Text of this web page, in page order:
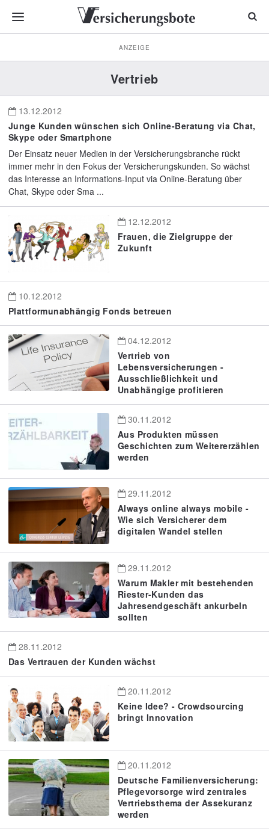
ANZEIGE
Vertrieb
13.12.2012
Junge Kunden wünschen sich Online-Beratung via Chat,
Skype oder Smartphone
Der Einsatz neuer Medien in der Versicherungsbranche rückt
immer mehr in den Fokus der Versicherungskunden. So wächst
das Interesse an Informations-Input via Online-Beratung über
Chat, Skype oder Sma ...
12.12.2012
Frauen, die Zielgruppe der
Zukunft
10.12.2012
Plattformunabhängig Fonds betreuen
04.12.2012
Vertrieb von
Lebensversicherungen -
Ausschließlichkeit und
Unabhängige profitieren
30.11.2012
Aus Produkten müssen
Geschichten zum Weitererzählen
werden
29.11.2012
Always online always mobile -
Wie sich Versicherer dem
digitalen Wandel stellen
29.11.2012
Warum Makler mit bestehenden
Riester-Kunden das
Jahresendgeschäft ankurbeln
sollten
28.11.2012
Das Vertrauen der Kunden wächst
20.11.2012
Keine Idee? - Crowdsourcing
bringt Innovation
20.11.2012
Deutsche Familienversicherung:
Pflegevorsorge wird zentrales
Vertriebsthema der Assekuranz
werden